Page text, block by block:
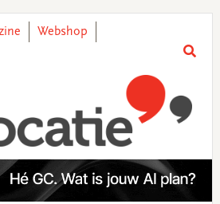
Webshop